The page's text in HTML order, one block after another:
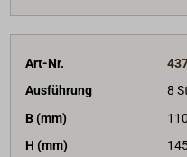
Art-Nr.
Ausführung
8
B (mm)
110
H (mm)